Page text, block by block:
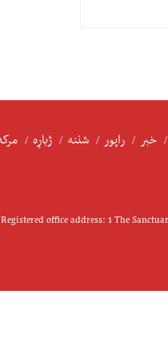
خبر راپور شننه ژباړه
office address: 1 The